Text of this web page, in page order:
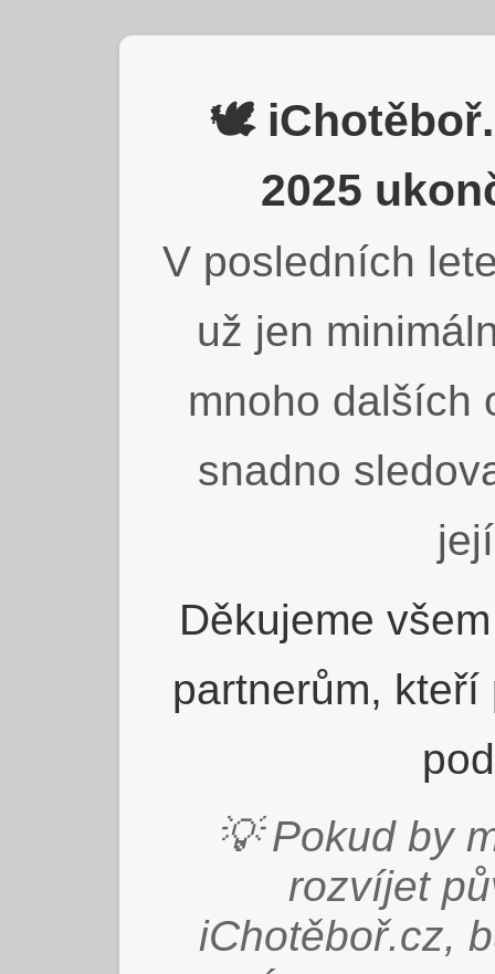
🕊️
2025
V posledních
už jen
mnoho dalších
snadno
Děkujeme
partnerům,
💡 Pokud by
rozvíjet
iChotěboř.cz,